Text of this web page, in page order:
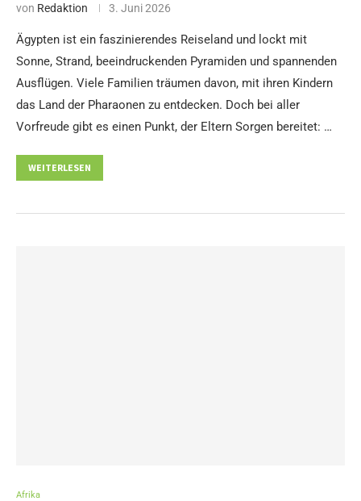
von Redaktion 3. Juni 2026
Ägypten ist ein faszinierendes Reiseland und lockt mit
Sonne, Strand, beeindruckenden Pyramiden und spannenden
Ausflügen. Viele Familien träumen davon, mit ihren Kindern
das Land der Pharaonen zu entdecken. Doch bei aller
Vorfreude gibt es einen Punkt, der Eltern Sorgen bereitet: …
WEITERLESEN
Afrika